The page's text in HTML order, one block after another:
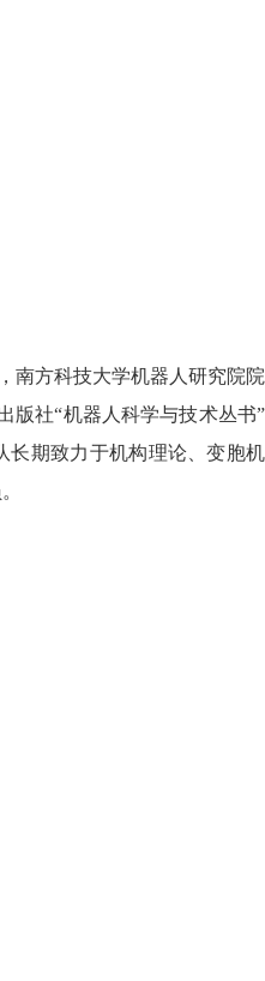
南方科技大学机器人研究院院
版社“机器人科学与技术丛书”
长期致力于机构理论、变胞机